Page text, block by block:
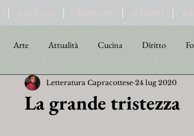
Arte Attualità Cucina Diritto
Personaggi Poesia Politica Religione
La grande tristezza
Letteratura Capracottese 24 lug 2020